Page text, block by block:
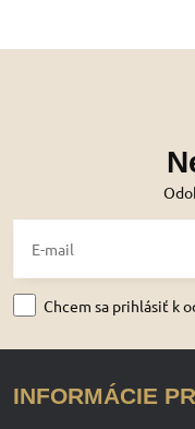
Chcem sa prihlásiť k
INFORMÁCIE